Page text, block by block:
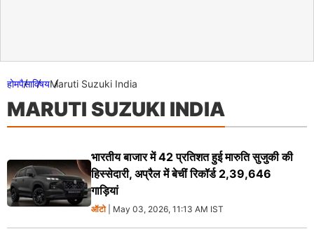
होमपैसाविषयMaruti Suzuki India
MARUTI SUZUKI INDIA
भारतीय बाजार में 42 प्रतिशत हुई मारुति सुजुकी की
हिस्सेदारी, अप्रैल में बेचीं रिकॉर्ड 2,39,646
गाड़ियां
ऑटो| May 03, 2026, 11:13 AM IST